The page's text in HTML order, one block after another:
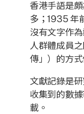
香港手語是
多；1935 年
沒有文字作
人群體成員
傳」）的方式
文獻記錄是
收集到的數
載。